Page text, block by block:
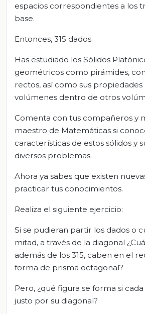
espacios correspondientes a los
base.
Entonces, 315 dados.
Has estudiado los Sólidos
geométricos como pirámides,
rectos, así como sus
volúmenes dentro de otros
Comenta con tus compañeros y
maestro de Matemáticas si
características de estos sólidos y
diversos problemas.
Ahora ya sabes que existen
practicar tus conocimientos.
Realiza el siguiente ejercicio:
Si se pudieran partir los dados o
mitad, a través de la diagonal
además de los 315, caben en el
forma de prisma octagonal?
Pero, ¿qué figura se forma si
justo por su diagonal?